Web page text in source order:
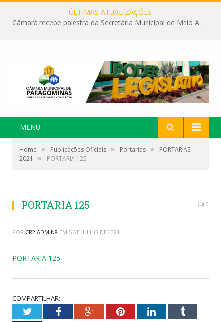
ÚLTIMAS ATUALIZAÇÕES:
Câmara recebe palestra da Secretária Municipal de Meio Ambiente sobre as ações da “SEMANA DO MEIO AMBIENTE”
MENU
Home » Publicações Oficiais » Portarias »
PORTARIAS
2021
» PORTARIA 125
PORTARIA 125 0
POR CR2-ADMIN8 EM 5 DE JULHO DE 2021
PORTARIA 125
COMPARTILHAR:
TwitterFacebookGoogle+PinterestLinkedInTumblr